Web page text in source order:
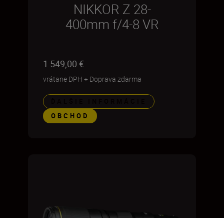
NIKKOR Z 28-
400mm f/4-8 VR
1 549,00 €
vrátane DPH + Doprava zdarma
OBCHOD